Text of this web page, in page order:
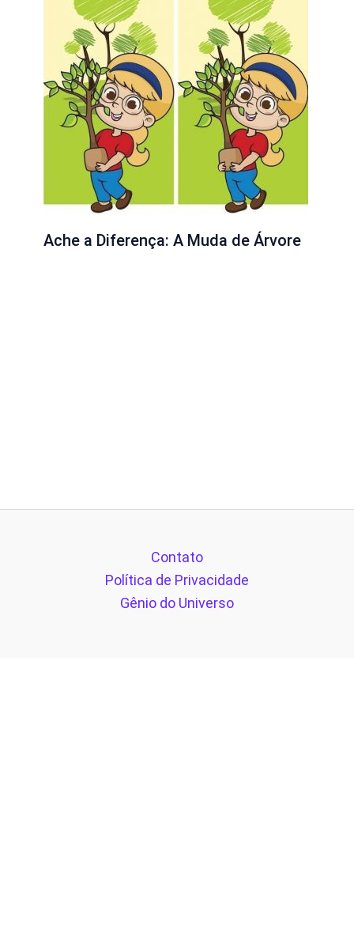
Ache a Diferença: A Muda de Árvore
Contato
Política de Privacidade
Gênio do Universo